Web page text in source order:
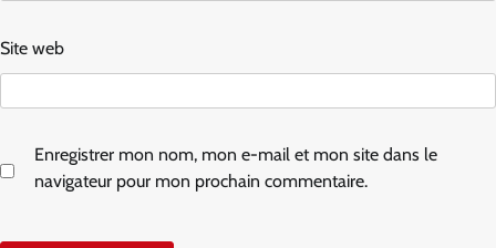
Site web
Enregistrer mon nom, mon e-mail et mon site dans le
navigateur pour mon prochain commentaire.